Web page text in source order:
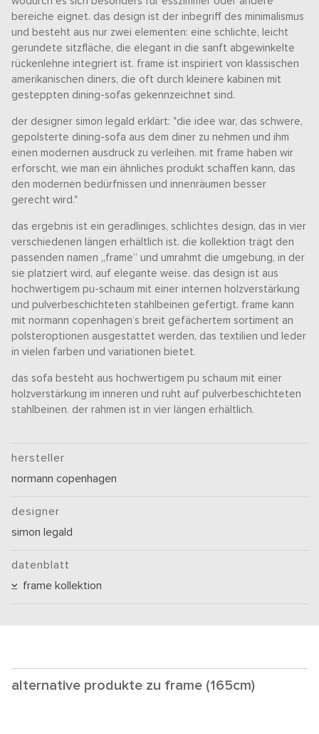
bereiche eignet. das design ist der inbegriff des minimalismus
und besteht aus nur zwei elementen: eine schlichte, leicht
gerundete sitzfläche, die elegant in die sanft abgewinkelte
rückenlehne integriert ist. frame ist inspiriert von klassischen
amerikanischen diners, die oft durch kleinere kabinen mit
gesteppten dining-sofas gekennzeichnet sind.
der designer simon legald erklärt: "die idee war, das schwere,
gepolsterte dining-sofa aus dem diner zu nehmen und ihm
einen modernen ausdruck zu verleihen. mit frame haben wir
erforscht, wie man ein ähnliches produkt schaffen kann, das
den modernen bedürfnissen und innenräumen besser
gerecht wird."
das ergebnis ist ein geradliniges, schlichtes design, das in vier
verschiedenen längen erhältlich ist. die kollektion trägt den
passenden namen „frame“ und umrahmt die umgebung, in der
sie platziert wird, auf elegante weise. das design ist aus
hochwertigem pu-schaum mit einer internen holzverstärkung
und pulverbeschichteten stahlbeinen gefertigt. frame kann
mit normann copenhagen‘s breit gefächertem sortiment an
polsteroptionen ausgestattet werden, das textilien und leder
in vielen farben und variationen bietet.
das sofa besteht aus hochwertigem pu schaum mit einer
holzverstärkung im inneren und ruht auf pulverbeschichteten
stahlbeinen. der rahmen ist in vier längen erhältlich.
hersteller
normann copenhagen
designer
simon legald
datenblatt
frame kollektion
alternative produkte zu frame (165cm)